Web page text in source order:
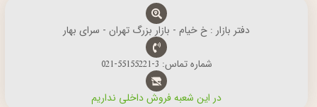
دفتر بازار : خ خیام - بازار بزرگ تهران - سرای بهار
شماره تماس: 3-55155221-021
در این شعبه فروش داخلی نداریم